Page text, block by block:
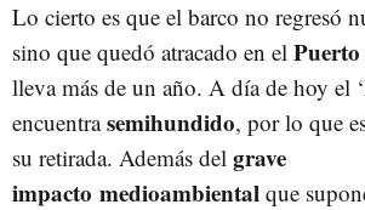
Lo cierto es que el barco no regresó
sino que quedó atracado en el
lleva más de un año. A día de hoy el
encuentrasemihundido, por lo que
su retirada. Además del grave
impacto medioambiental que